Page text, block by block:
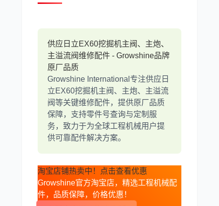
斗山 三一
奔驰 加藤
卡尔玛
供应日立EX60挖掘机主阀、主炮、
主溢流阀维修配件 - Growshine品牌
原厂品质
Growshine International专注供应日
立EX60挖掘机主阀、主炮、主溢流
阀等关键维修配件，提供原厂品质
保障，支持零件号查询与定制服
务，致力于为全球工程机械用户提
供可靠配件解决方案。
淘宝店铺热卖中！点击查看优惠
Growshine官方淘宝店，精选工程机械配
件，品质保障，价格优惠！